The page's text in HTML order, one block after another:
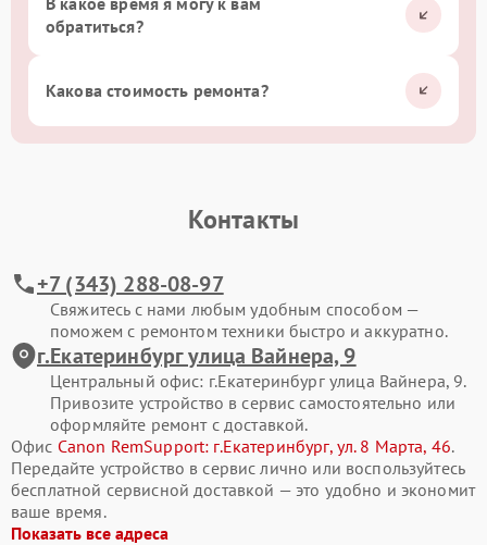
обратиться?
Какова стоимость ремонта?
Контакты
+7 (343) 288-08-97
Свяжитесь с нами любым удобным способом —
поможем с ремонтом техники быстро и аккуратно.
г.Екатеринбург улица Вайнера, 9
Центральный офис: г.Екатеринбург улица Вайнера, 9.
Привозите устройство в сервис самостоятельно или
оформляйте ремонт с доставкой.
Офис Canon RemSupport: г.Екатеринбург, ул. 8 Марта, 46.
Передайте устройство в сервис лично или воспользуйтесь
бесплатной сервисной доставкой — это удобно и экономит
ваше время.
Показать все адреса